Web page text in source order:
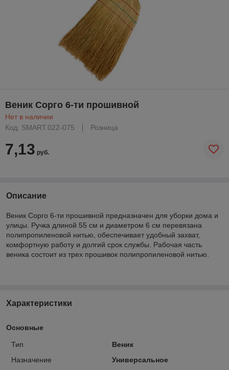
Веник Сорго 6-ти прошивной
Нет в наличии
Код: SMART.022-075
Розница
7,13 руб.
Описание
Веник Сорго 6-ти прошивной предназначен для уборки дома и
улицы. Ручка длиной 55 см и диаметром 6 см перевязана
полипропиленовой нитью, обеспечивает удобный захват,
комфортную работу и долгий срок службы. Рабочая часть
веника состоит из трех прошивок полипропиленовой нитью.
Характеристики
Основные
Тип
Веник
Назначение
Универсальное